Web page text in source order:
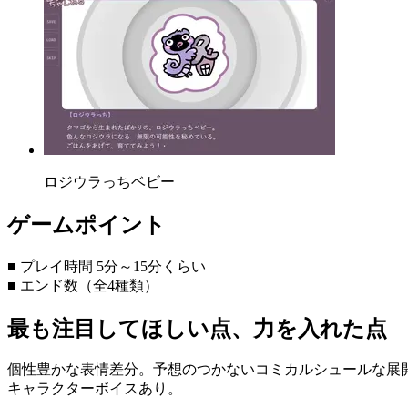
ロジウラっちベビー
ゲームポイント
■ プレイ時間 5分～15分くらい
■ エンド数（全4種類）
最も注目してほしい点、力を入れた点
個性豊かな表情差分。予想のつかないコミカルシュールな展
キャラクターボイスあり。